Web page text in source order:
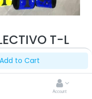
to Cart
Account
T-L